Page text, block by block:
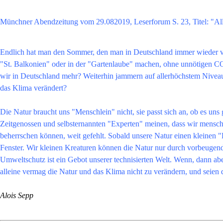
Münchner Abendzeitung vom 29.082019, Leserforum S. 23, Titel:
Endlich hat man den Sommer, den man in Deutschland immer
"St. Balkonien" oder in der "Gartenlaube" machen, ohne unnötigen
wir in Deutschland mehr? Weiterhin jammern auf allerhöchstem
das Klima verändert?
Die Natur braucht uns "Menschlein" nicht, sie passt sich an, ob es
Zeitgenossen und selbsternannten "Experten" meinen, dass wir
beherrschen können, weit gefehlt. Sobald unsere Natur einen
Fenster. Wir kleinen Kreaturen können die Natur nur durch
Umweltschutz ist ein Gebot unserer technisierten Welt. Wenn, dann
alleine vermag die Natur und das Klima nicht zu verändern, und
Alois Sepp